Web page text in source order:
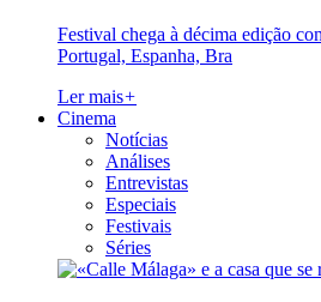
Festival chega à décima edição
Portugal, Espanha, Bra
Ler mais+
Cinema
Notícias
Análises
Entrevistas
Especiais
Festivais
Séries